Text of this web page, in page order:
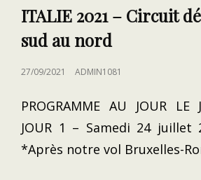
LINKS
ITALIE 2021 – Circuit
sud au nord
POSTED
27/09/2021 ADMIN1081
PROGRAMME AU JOUR
JOUR 1 – Samedi 24 juillet
*Après notre vol Bruxelles-